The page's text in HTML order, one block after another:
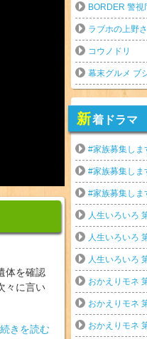
体を確認
々に言い
きを読む
BORDER 警
ラブホの上野
コウノドリ
幕末グルメ ブ
新着ドラマ
#家族募集しま
#家族募集しま
#家族募集しま
人生いろいろ
人生いろいろ
人生いろいろ
おかえりモネ
おかえりモネ
おかえりモネ